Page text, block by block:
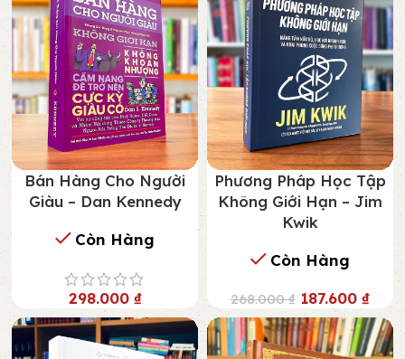
Bán Hàng Cho Người
Giàu – Dan Kennedy
Còn Hàng
298.000 ₫
Phương Pháp Học Tập
Không Giới Hạn – Jim
Kwik
Còn Hàng
268.000₫ 187.600 ₫